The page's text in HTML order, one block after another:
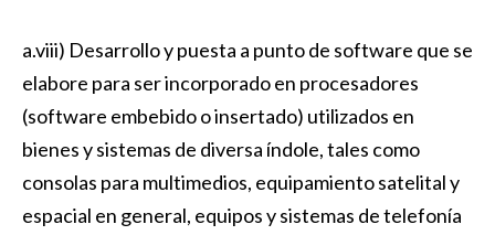
a.viii) Desarrollo y puesta a punto de software que se
elabore para ser incorporado en procesadores
(software embebido o insertado) utilizados en
bienes y sistemas de diversa índole, tales como
consolas para multimedios, equipamiento satelital y
espacial en general, equipos y sistemas de telefonía